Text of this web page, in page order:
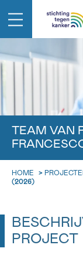
TEAM VAN
HOME >
(2026)
PROJECT